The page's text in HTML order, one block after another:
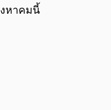
หาคมนี้